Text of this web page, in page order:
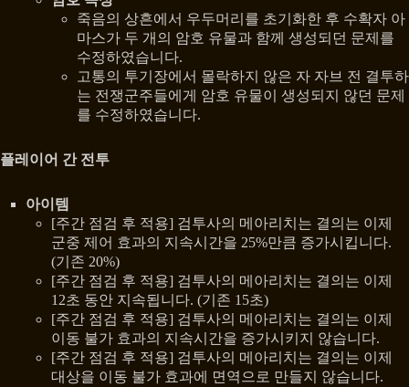
죽음의 상흔에서 우두머리를 초기화한 후 수확자 아
마스가 두 개의 암호 유물과 함께 생성되던 문제를
수정하였습니다.
고통의 투기장에서 몰락하지 않은 자 자브 전 결투하
는 전쟁군주들에게 암호 유물이 생성되지 않던 문제
를 수정하였습니다.
플레이어 간 전투
아이템
[주간 점검 후 적용] 검투사의 메아리치는 결의는 이제
군중 제어 효과의 지속시간을 25%만큼 증가시킵니다.
(기존 20%)
[주간 점검 후 적용] 검투사의 메아리치는 결의는 이제
12초 동안 지속됩니다. (기존 15초)
[주간 점검 후 적용] 검투사의 메아리치는 결의는 이제
이동 불가 효과의 지속시간을 증가시키지 않습니다.
[주간 점검 후 적용] 검투사의 메아리치는 결의는 이제
대상을 이동 불가 효과에 면역으로 만들지 않습니다.